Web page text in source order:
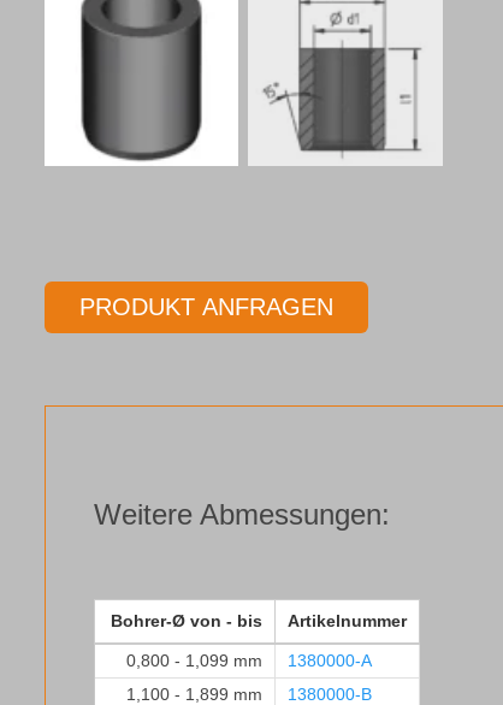
PRODUKT ANFRAGEN
Weitere Abmessungen:
Bohrer-Ø von - bis Artikelnummer
0,800 - 1,099 mm
1380000-A
1,100 - 1,899 mm
1380000-B